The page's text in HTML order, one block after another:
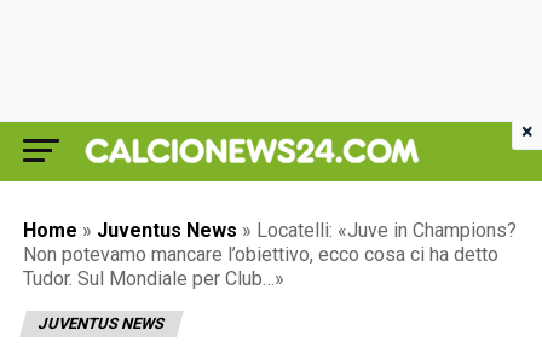
Home » Juventus News » Locatelli: «Juve in Champions?
Non potevamo mancare l’obiettivo, ecco cosa ci ha detto
Tudor. Sul Mondiale per Club…»
JUVENTUS NEWS
×